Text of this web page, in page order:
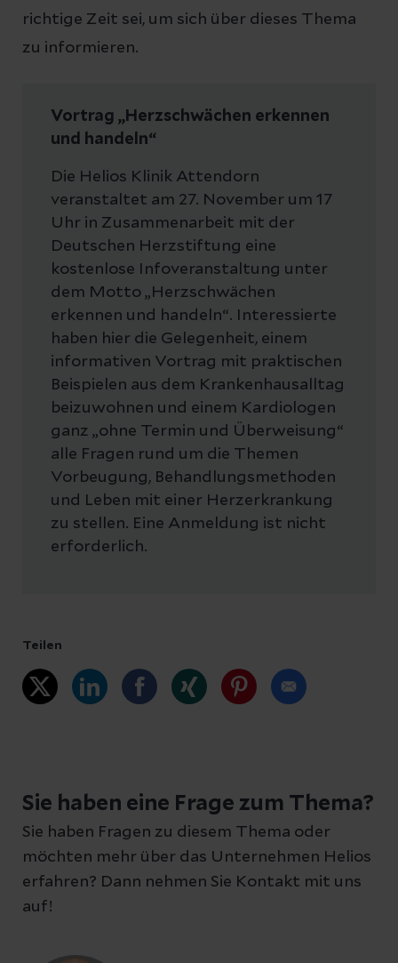
richtige Zeit sei, um sich über dieses Thema
zu informieren.
Vortrag „Herzschwächen erkennen
und handeln“
Die Helios Klinik Attendorn
veranstaltet am 27. November um 17
Uhr in Zusammenarbeit mit der
Deutschen Herzstiftung eine
kostenlose Infoveranstaltung unter
dem Motto „Herzschwächen
erkennen und handeln“. Interessierte
haben hier die Gelegenheit, einem
informativen Vortrag mit praktischen
Beispielen aus dem Krankenhausalltag
beizuwohnen und einem Kardiologen
ganz „ohne Termin und Überweisung“
alle Fragen rund um die Themen
Vorbeugung, Behandlungsmethoden
und Leben mit einer Herzerkrankung
zu stellen. Eine Anmeldung ist nicht
erforderlich.
Teilen
Sie haben eine Frage zum Thema?
Sie haben Fragen zu diesem Thema oder
möchten mehr über das Unternehmen Helios
erfahren? Dann nehmen Sie Kontakt mit uns
auf!